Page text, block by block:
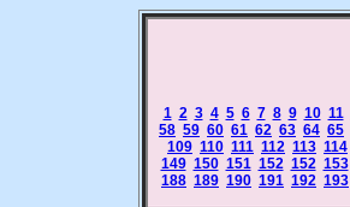
1 2 3 4 5 6 7 8 9 10 11
58 59 60 61 62 63 64 65
109 110 111 112 113 114
149 150 151 152 152 153
188 189 190 191 192 193